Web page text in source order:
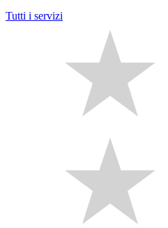
Tutti i servizi